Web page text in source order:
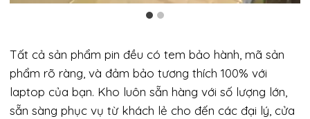
Tất cả sản phẩm pin đều có tem bảo hành, mã sản
phẩm rõ ràng, và đảm bảo tương thích 100% với
laptop của bạn. Kho luôn sẵn hàng với số lượng lớn,
sẵn sàng phục vụ từ khách lẻ cho đến các đại lý, cửa